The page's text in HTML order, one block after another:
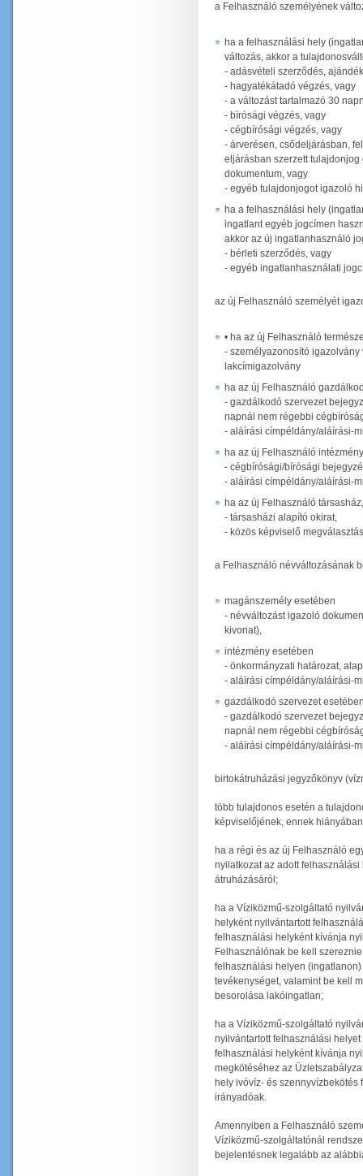
a Felhasználó személyének
ha a felhasználási hely
változás, akkor a
- adásvételi szerződés,
- hagyatékátadó végzés, vagy
- a változást tartalmazó 30
- bírósági végzés, vagy
- cégbírósági végzés, vagy
- árverésen, csődeljárásban,
eljárásban szerzett
dokumentum, vagy
- egyéb tulajdonjogot igazoló
ha a felhasználási hely
ingatlant egyéb jogcímen
akkor az új ingatlanhasználó
- bérleti szerződés, vagy
- egyéb ingatlanhasználati
az új Felhasználó személyét
• ha az új Felhasználó
- személyazonosító igazolvány
lakcímigazolvány
ha az új Felhasználó
- gazdálkodó szervezet
napnál nem régebbi
- aláírási címpéldány/aláírási-
ha az új Felhasználó
- cégbírósági/bírósági
- aláírási címpéldány/aláírási-
ha az új Felhasználó
- társasházi alapító okirat,
- közös képviselő
a Felhasználó névváltozásának
magánszemély esetében
- névváltozást igazoló
kivonat),
intézmény esetében
- önkormányzati határozat,
- aláírási címpéldány/aláírási-
gazdálkodó szervezet
- gazdálkodó szervezet
napnál nem régebbi
- aláírási címpéldány/aláírási-
birtokátruházási jegyzőkönyv
több tulajdonos esetén a
képviselőjének, ennek
ha a régi és az új Felhasználó
nyilatkozat az adott
átruházásáról;
ha a Víziközmű-szolgáltató
helyként nyilvántartott
felhasználási helyként kívánja
Felhasználónak be kell
felhasználási helyen
tevékenységet, valamint be kell
besorolása lakóingatlan;
ha a Víziközmű-szolgáltató
nyilvántartott felhasználási
felhasználási helyként kívánja
megkötéséhez az
hely ivóvíz- és szennyvízbekötés
irányadóak.
Amennyiben a Felhasználó
Víziközmű-szolgáltatónál
bejelentésnek legalább az